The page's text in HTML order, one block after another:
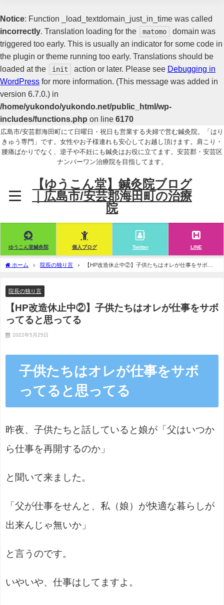
Notice: Function _load_textdomain_just_in_time was called
incorrectly . Translation loading for the matomo
domain was
triggered too early. This is usually an indicator for some code in
the plugin or theme running too early. Translations should be
loaded at the
init action or later. Please see Debugging in
WordPress for more information. (This message was added in
version 6.7.0.) in
/home/yukondo/yukondo.net/public_html/wp-
includes/functions.php on line 6170
広島市/安芸郡海田町にて日曜日・祝日も営業する夫婦で営む鍼灸院。「はり
きゅう専門」です。女性やお子様連れも安心してお越し頂けます。肩こり・
腰痛ばかりでなく、逆子や不妊にも鍼灸はお役に立てます。安芸郡・安芸区
ナンバーワン治療院を目指してます。
【ゆうこん堂】鍼灸院ブログ
｜広島市/安芸郡海田町の治療
院
ゆうこん堂鍼灸院 個人ブログ Twitter LINE
ホーム 院長の独り言
【HP改造休止中②】子供たちはオレが仕事をサボっ
院長の独り言
【HP改造休止中②】子供たちはオレが仕事をサボ
ってると思ってる
2022年5月25日
子供たちはオレが仕事をサボ
ってると思ってる
昨夜、子供たちと話していると娘が「父はいつか
ら仕事を再開するのか」
と聞いて来ました。
「父が仕事をせんと、私（娘）が快適な暮らしが
出来んじゃ無いか」
と言うのです。
いやいや、仕事はしてますよ。